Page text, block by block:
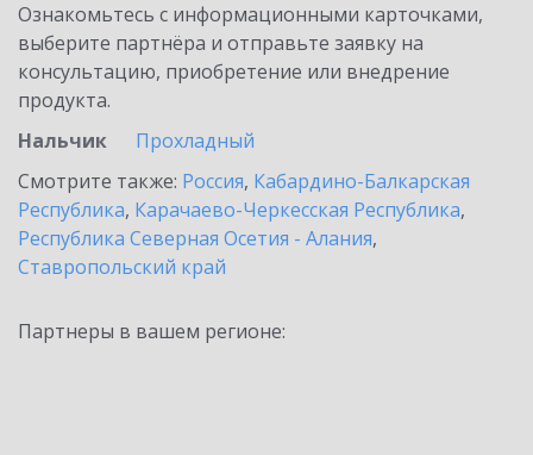
Ознакомьтесь с информационными карточками,
выберите партнёра и отправьте заявку на
консультацию, приобретение или внедрение
продукта.
Нальчик
Прохладный
Смотрите также: Россия, Кабардино-Балкарская
Республика, Карачаево-Черкесская Республика,
Республика Северная Осетия - Алания,
Ставропольский край
Партнеры в вашем регионе: